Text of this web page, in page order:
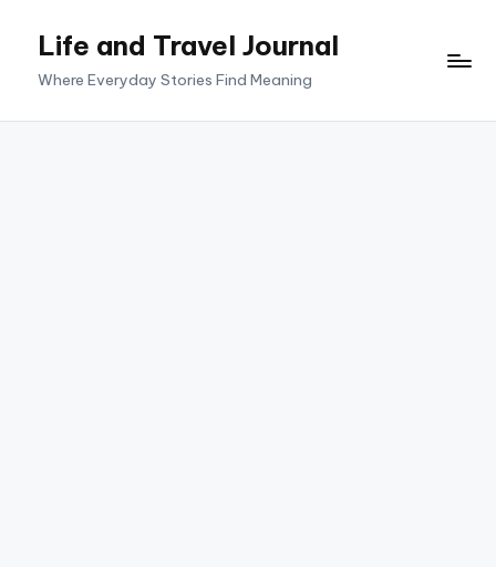
Life and Travel Journal
Where Everyday Stories Find Meaning